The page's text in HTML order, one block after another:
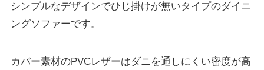
シンプルなデザインでひじ掛けが無いタイプのダイニ
ングソファーです。
カバー素材のPVCレザーはダニを通しにくい密度が高